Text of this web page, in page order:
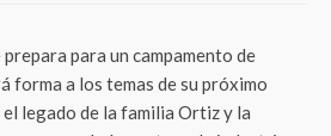
para un campamento de
forma a los temas de su próximo
legado de la familia Ortiz y la